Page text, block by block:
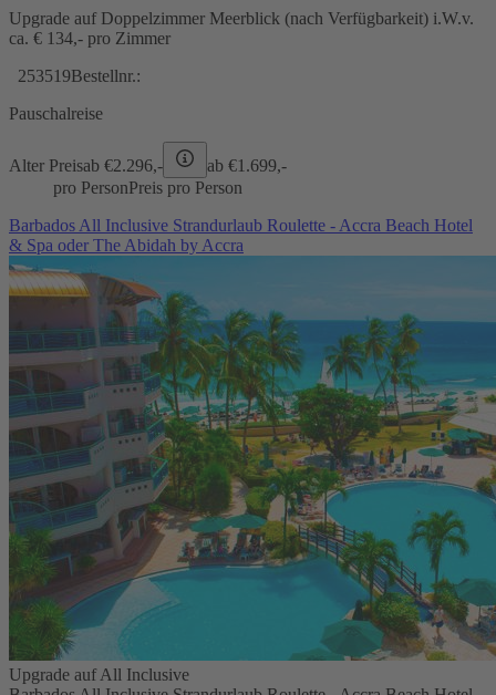
Upgrade auf Doppelzimmer Meerblick (nach Verfügbarkeit) i.W.v.
ca. € 134,- pro Zimmer
253519Bestellnr.:
Pauschalreise
Alter Preisab €2.296,- ab €1.699,-
pro PersonPreis pro Person
Barbados All Inclusive Strandurlaub Roulette - Accra Beach Hotel
& Spa oder The Abidah by Accra
Upgrade auf All Inclusive